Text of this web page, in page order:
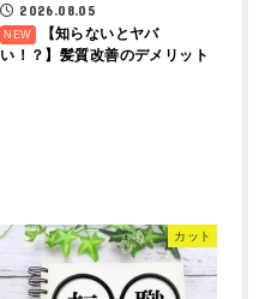
2026.08.05
【知らないとヤバ
い！？】髪質改善のデメリット
カット